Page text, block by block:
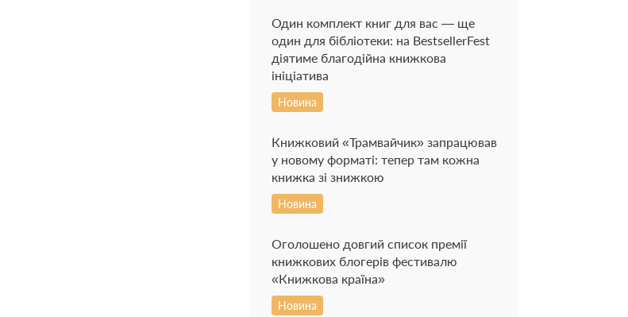
Один комплект книг для вас — ще
один для бібліотеки: на BestsellerFest
діятиме благодійна книжкова
ініціатива
Новина
Книжковий «Трамвайчик» запрацював
у новому форматі: тепер там кожна
книжка зі знижкою
Новина
Оголошено довгий список премії
книжкових блогерів фестивалю
«Книжкова країна»
Новина